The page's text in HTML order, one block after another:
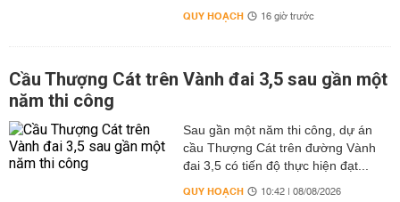
QUY HOẠCH 16 giờ trước
Cầu Thượng Cát trên Vành đai 3,5 sau gần một
năm thi công
Sau gần một năm thi công, dự án
cầu Thượng Cát trên đường Vành
đai 3,5 có tiến độ thực hiện đạt...
QUY HOẠCH 10:42 | 08/08/2026